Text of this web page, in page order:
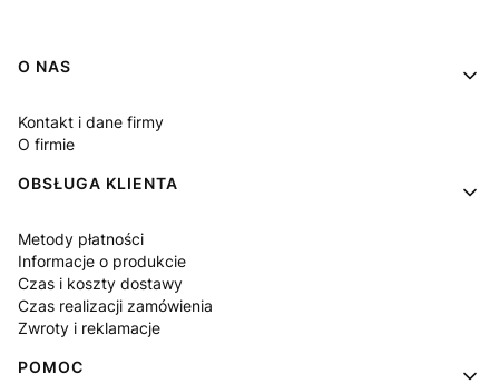
Linki w stopce
O NAS
Kontakt i dane firmy
O firmie
OBSŁUGA KLIENTA
Metody płatności
Informacje o produkcie
Czas i koszty dostawy
Czas realizacji zamówienia
Zwroty i reklamacje
POMOC